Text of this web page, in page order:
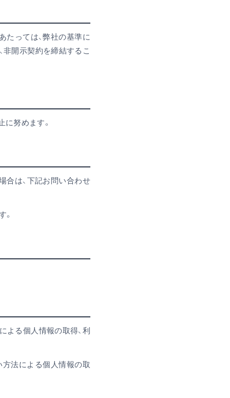
たっては、弊社の基準に
非開示契約を締結するこ
に努めます。
合は、下記お問い合わせ
。
よる個人情報の取得、利
法による個人情報の取